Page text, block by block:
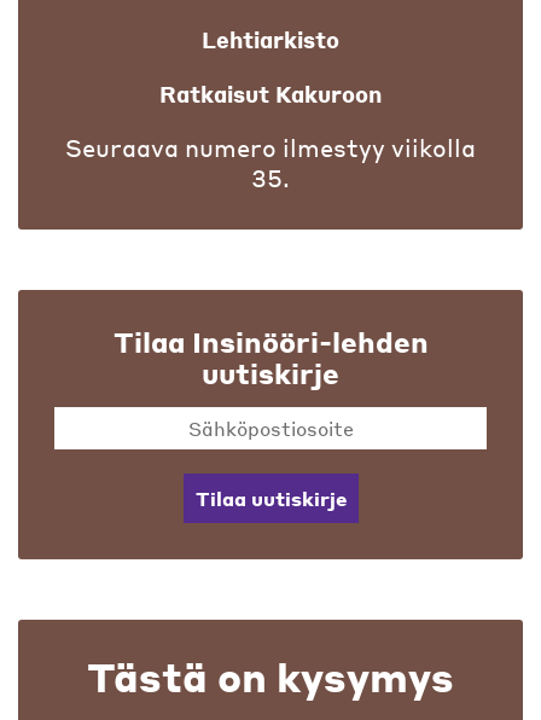
Lehtiarkisto
Ratkaisut Kakuroon
Seuraava numero ilmestyy viikolla
35.
Tilaa Insinööri-lehden
uutiskirje
Tilaa uutiskirje
Tästä on kysymys